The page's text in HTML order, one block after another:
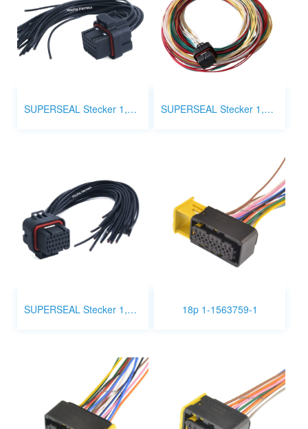
SUPERSEAL Stecker 1,0 mm 26p 3-1437290-8 SUPERSEAL Stecker 1,0 mm 26p 3-1437290-7
SUPERSEAL Stecker 1,0 mm 26p 1-1447232-7 18p 1-1563759-1